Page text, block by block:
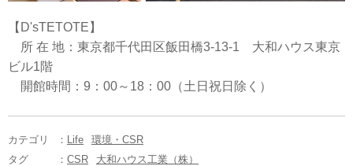
【D'sTETOTE】
所 在 地：東京都千代田区飯田橋3-13-1 大和ハウス東京
ビル1階
開館時間：9：00～18：00（土日祝日除く）
カテゴリ ： Life
環境・CSR
タグ
： CSR 大和ハウス工業（株）